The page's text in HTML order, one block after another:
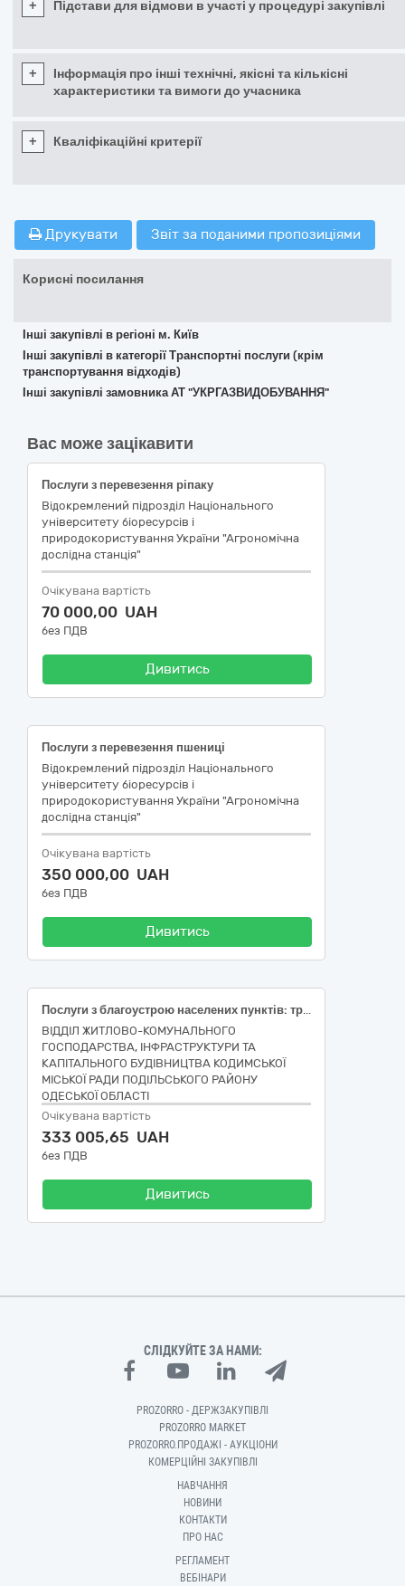
+ Підстави для відмови в участі у процедурі закупівлі
+
Інформація про інші технічні, якісні та кількісні
характеристики та вимоги до учасника
+ Кваліфікаційні критерії
Друкувати Звіт за поданими пропозиціями
Корисні посилання
Інші закупівлі в регіоні м. Київ
Інші закупівлі в категорії Транспортні послуги (крім
транспортування відходів)
Інші закупівлі замовника АТ "УКРГАЗВИДОБУВАННЯ"
Вас може зацікавити
Послуги з перевезення ріпаку
Відокремлений підрозділ Національного
університету біоресурсів і
природокористування України "Агрономічна
дослідна станція"
Очікувана вартість
70 000,00 UAH
без ПДВ
Дивитись
Послуги з перевезення пшениці
Відокремлений підрозділ Національного
університету біоресурсів і
природокористування України "Агрономічна
дослідна станція"
Очікувана вартість
350 000,00 UAH
без ПДВ
Дивитись
Послуги з благоустрою населених пунктів: транспортні послуги (код ДК 021:2015 – 60180000-3 Прокат вантажних транспортних засобів із водієм для перевезення товарів)
ВІДДІЛ ЖИТЛОВО-КОМУНАЛЬНОГО
ГОСПОДАРСТВА, ІНФРАСТРУКТУРИ ТА
КАПІТАЛЬНОГО БУДІВНИЦТВА КОДИМСЬКОЇ
МІСЬКОЇ РАДИ ПОДІЛЬСЬКОГО РАЙОНУ
ОДЕСЬКОЇ ОБЛАСТІ
Очікувана вартість
333 005,65 UAH
без ПДВ
Дивитись
СЛІДКУЙТЕ ЗА НАМИ:
PROZORRO - ДЕРЖЗАКУПІВЛІ
PROZORRO MARKET
PROZORRO.ПРОДАЖІ - АУКЦІОНИ
КОМЕРЦІЙНІ ЗАКУПІВЛІ
НАВЧАННЯ
НОВИНИ
КОНТАКТИ
ПРО НАС
РЕГЛАМЕНТ
ВЕБІНАРИ